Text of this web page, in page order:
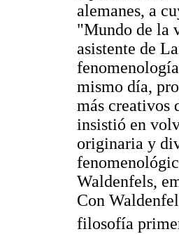
alemanes, a
"Mundo de la
asistente de
mismo día,
más creativos
insistió en
originaria y
Waldenfels,
Con
filosofía